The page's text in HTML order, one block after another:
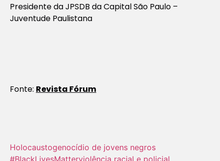
Presidente da JPSDB da Capital São Paulo –
Juventude Paulistana
Fonte: Revista Fórum
Holocausto‬genocídio de jovens negros
#BlackLivesMatterviolência racial e policial